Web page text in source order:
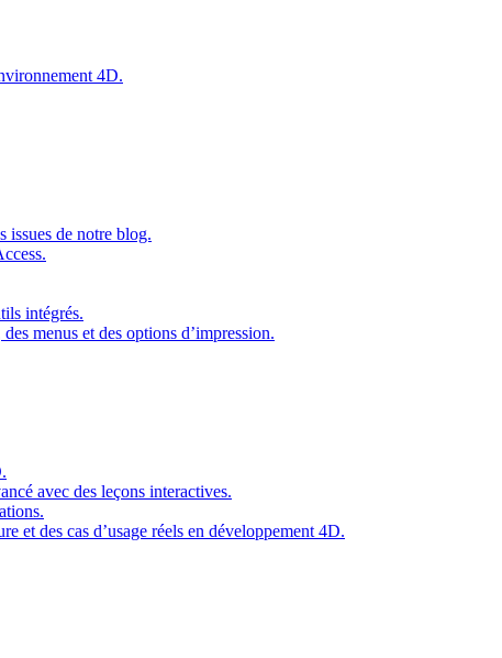
4D.
issues de notre blog.
intégrés.
menus et des options d’impression.
avec des leçons interactives.
et des cas d’usage réels en développement 4D.